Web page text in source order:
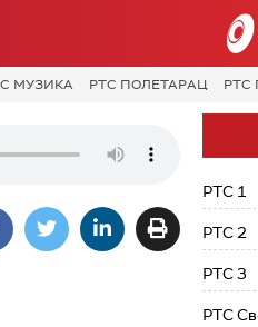
МУЗИКА РТС ПОЛЕТАРАЦ РТС
РТС 1
РТС 2
РТС 3
РТС